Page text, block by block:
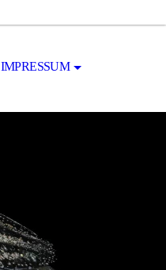
IMPRESSUM